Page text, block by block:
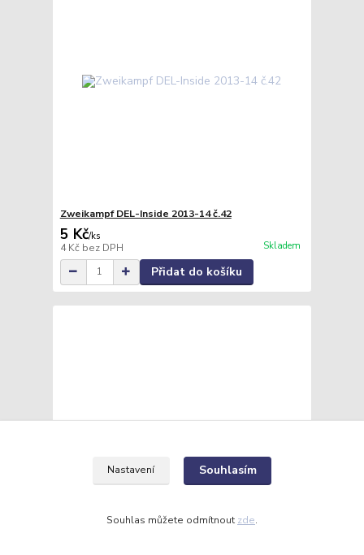
Zweikampf DEL-Inside 2013-14 č.42
5 Kč/ks
4 Kč bez DPH Skladem
Přidat do košíku
Nastavení Souhlasím
Souhlas můžete odmítnout zde.